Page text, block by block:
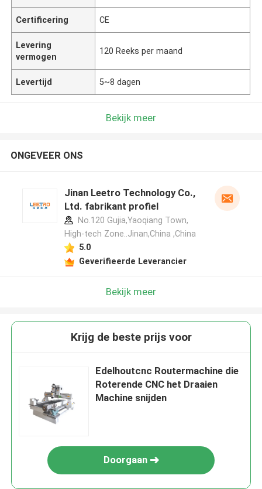
Certificering CE
Levering
vermogen
120 Reeks per maand
Levertijd 5~8 dagen
Bekijk meer
ONGEVEER ONS
Jinan Leetro Technology Co.,
Ltd. fabrikant profiel
No.120 Gujia,Yaoqiang Town,
High-tech Zone..Jinan,China ,China
5.0
Geverifieerde Leverancier
Bekijk meer
Krijg de beste prijs voor
Edelhoutcnc Routermachine die
Roterende CNC het Draaien
Machine snijden
Doorgaan